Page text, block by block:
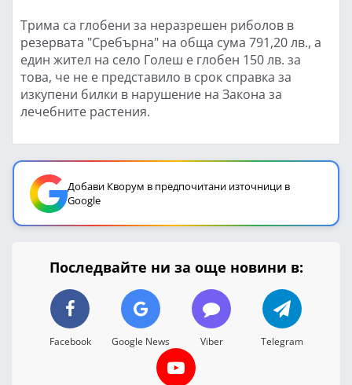
Трима са глобени за неразрешен риболов в
резервата "Сребърна" на обща сума 791,20 лв., а
един жител на село Голеш е глобен 150 лв. за
това, че не е представило в срок справка за
изкупени билки в нарушение на Закона за
лечебните растения.
Добави Кворум в предпочитани източници в
Google
Последвайте ни за още новини в:
Facebook Google News Viber Telegram